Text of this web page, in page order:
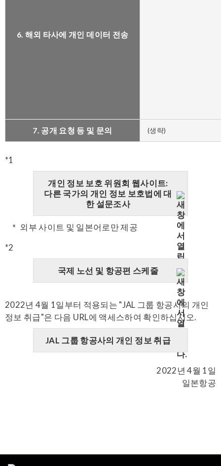
6. 해외 타사에 개인 데이터 전송
7. 공개 요청 등 및 문의 (생략)
*1
개인 정보 보호 위원회 웹사이트:
다른 국가의 개인 정보 보호법에 대
한 설문조사
외부 사이트 및 일본어로만 제공
*2
국제 노선 및 항공편 스케줄
2022년 4월 1일부터 적용되는 "JAL 그룹 항공사의 개인
정보 취급"은 다음 URL에 액세스하여 확인하십시오.
JAL 그룹 항공사의 개인 정보 취급
2022년 4월 1일
일본항공